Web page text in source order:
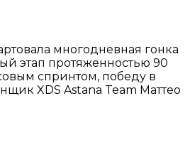
многодневная гонка
этап протяженностью 90
спринтом, победу в
XDS Astana Team Маттео